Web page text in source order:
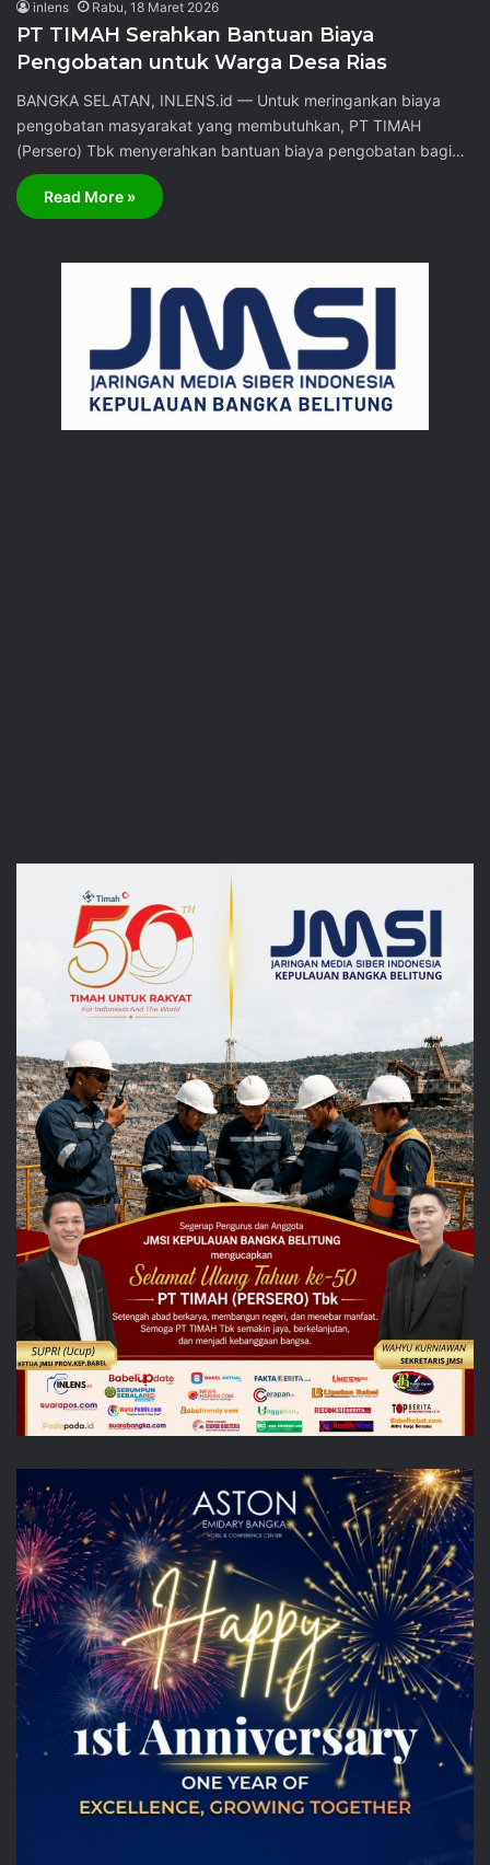
inlens Rabu, 18 Maret 2026
PT TIMAH Serahkan Bantuan Biaya
Pengobatan untuk Warga Desa Rias
BANGKA SELATAN, INLENS.id — Untuk meringankan biaya
pengobatan masyarakat yang membutuhkan, PT TIMAH
(Persero) Tbk menyerahkan bantuan biaya pengobatan bagi…
Read More »